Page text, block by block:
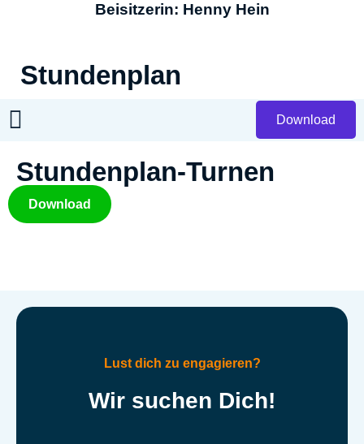
Beisitzerin: Henny Hein
Stundenplan
Download
Stundenplan-Turnen
Download
Lust dich zu engagieren?
Wir suchen Dich!